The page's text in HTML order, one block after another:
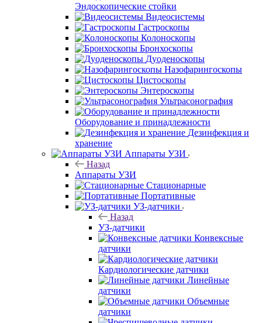
Эндоскопические стойки
Видеосистемы
Гастроскопы
Колоноскопы
Бронхоскопы
Дуоденоскопы
Назофарингоскопы
Цистоскопы
Энтероскопы
Ультрасонография
Оборудование и принадлежности
Дезинфекция и
хранение
Аппараты УЗИ
Назад
Аппараты УЗИ
Стационарные
Портативные
УЗ-датчики
Назад
УЗ-датчики
Конвексные
датчики
Кардиологические датчики
Линейные
датчики
Объемные
датчики